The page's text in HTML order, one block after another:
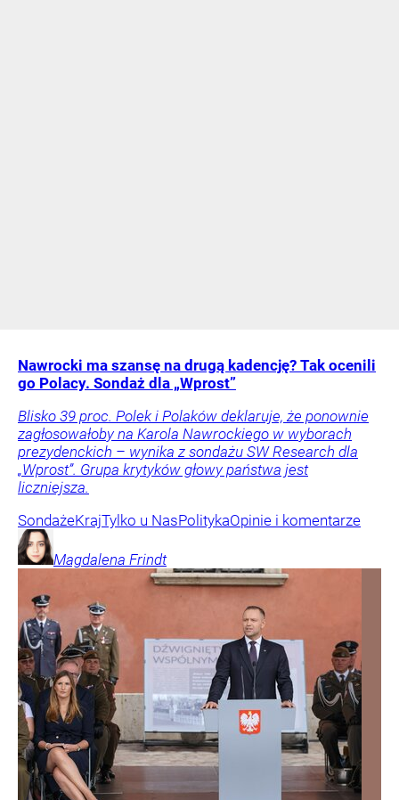
Nawrocki ma szansę na drugą kadencję? Tak ocenili
go Polacy. Sondaż dla „Wprost”
Blisko 39 proc. Polek i Polaków deklaruje, że ponownie
zagłosowałoby na Karola Nawrockiego w wyborach
prezydenckich – wynika z sondażu SW Research dla
„Wprost”. Grupa krytyków głowy państwa jest
liczniejsza.
SondażeKrajTylko u NasPolitykaOpinie i komentarze
Magdalena Frindt